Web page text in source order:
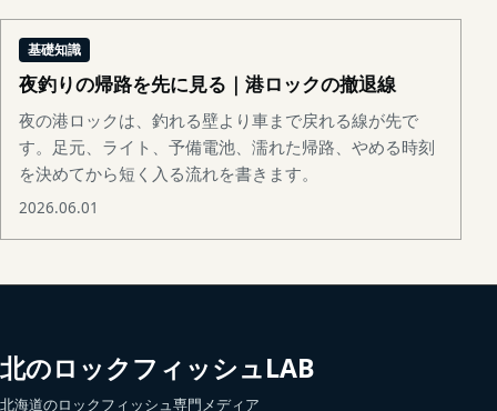
基礎知識
夜釣りの帰路を先に見る｜港ロックの撤退線
夜の港ロックは、釣れる壁より車まで戻れる線が先で
す。足元、ライト、予備電池、濡れた帰路、やめる時刻
を決めてから短く入る流れを書きます。
2026.06.01
北のロックフィッシュLAB
北海道のロックフィッシュ専門メディア